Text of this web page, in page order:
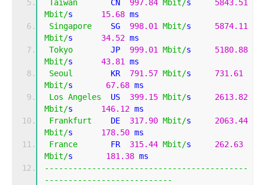
Taiwan
       CN
997.84 Mbit/s 5843.51
Mbit/s 15.68 ms
Singapore
    SG
998.01 Mbit/s 5874.11
Mbit/s 34.52 ms
Tokyo
        JP
999.01 Mbit/s 5180.88
Mbit/s 43.81
ms
Seoul
        KR
791.57 Mbit/s 731.61
Mbit/s 67.68 ms
Los Angeles
  US
399.15 Mbit/s 2613.82
Mbit/s 146.12 ms
Frankfurt
    DE
317.90 Mbit/s 2063.44
Mbit/s 178.50 ms
France
       FR
315.44 Mbit/s 262.63
Mbit/s 181.38 ms
-------------------------------------------
---------------------------